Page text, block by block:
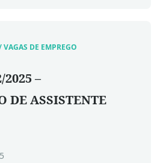
VAGAS DE EMPREGO
2025 –
DE ASSISTENTE